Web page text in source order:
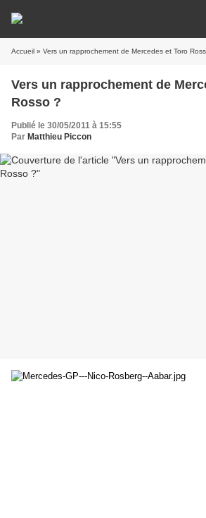
Accueil » Vers un rapprochement de Mercedes et Toro
Vers un rapprochement de
Rosso ?
Publié le 30/05/2011 à 15:55
Par Matthieu Piccon